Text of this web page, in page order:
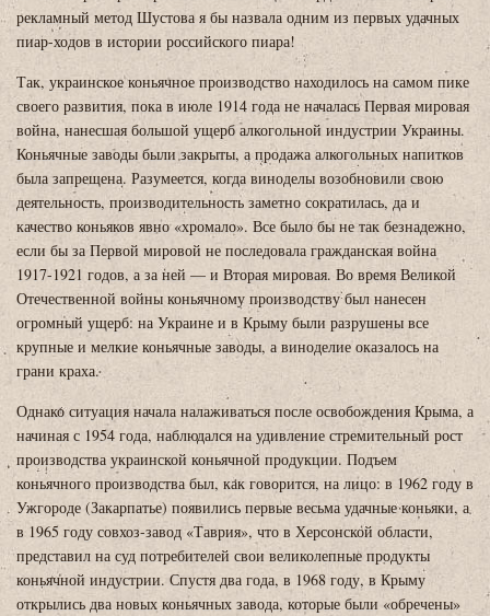
рекламный метод Шустова я бы назвала одним из первых удачных
пиар-ходов в истории российского пиара!
Так, украинское коньячное производство находилось на самом пике
своего развития, пока в июле 1914 года не началась Первая мировая
война, нанесшая большой ущерб алкогольной индустрии Украины.
Коньячные заводы были закрыты, а продажа алкогольных напитков
была запрещена. Разумеется, когда виноделы возобновили свою
деятельность, производительность заметно сократилась, да и
качество коньяков явно «хромало». Все было бы не так безнадежно,
если бы за Первой мировой не последовала гражданская война
1917-1921 годов, а за ней — и Вторая мировая. Во время Великой
Отечественной войны коньячному производству был нанесен
огромный ущерб: на Украине и в Крыму были разрушены все
крупные и мелкие коньячные заводы, а виноделие оказалось на
грани краха.
Однако ситуация начала налаживаться после освобождения Крыма, а
начиная с 1954 года, наблюдался на удивление стремительный рост
производства украинской коньячной продукции. Подъем
коньячного производства был, как говорится, на лицо: в 1962 году в
Ужгороде (Закарпатье) появились первые весьма удачные коньяки, а
в 1965 году совхоз-завод «Таврия», что в Херсонской области,
представил на суд потребителей свои великолепные продукты
коньячной индустрии. Спустя два года, в 1968 году, в Крыму
открылись два новых коньячных завода, которые были «обречены»